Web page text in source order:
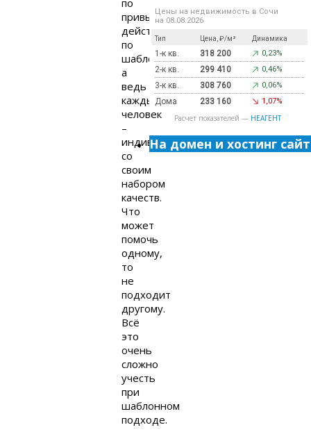
привычке,
действовать
по
шаблону,
а
ведь
каждый
человек
–
индивидуальность,
со
своим
набором
качеств.
Что
может
помочь
одному,
то
не
подходит
другому.
Всё
это
очень
сложно
учесть
при
шаблонном
подходе.
Цены на недвижимость в Сочи
на 08.08.2026
Тип Цена, ₽/м² Динамика
1-к кв. 318 200 0,23%
2-к кв. 299 410 0,46%
3-к кв. 308 760 0,06%
Дома 233 160 1,07%
Расчет показателей — НЕАГЕНТ
На домен и хостинг